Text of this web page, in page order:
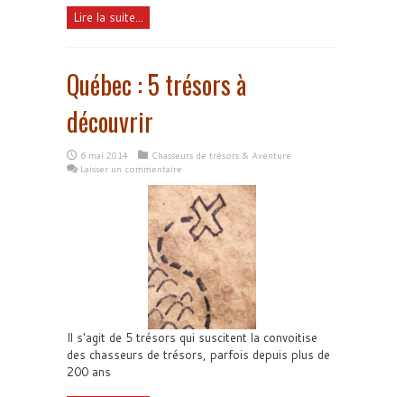
Lire la suite...
Québec : 5 trésors à
découvrir
6 mai 2014
Chasseurs de trésors & Aventure
Laisser un commentaire
Il s'agit de 5 trésors qui suscitent la convoitise
des chasseurs de trésors, parfois depuis plus de
200 ans